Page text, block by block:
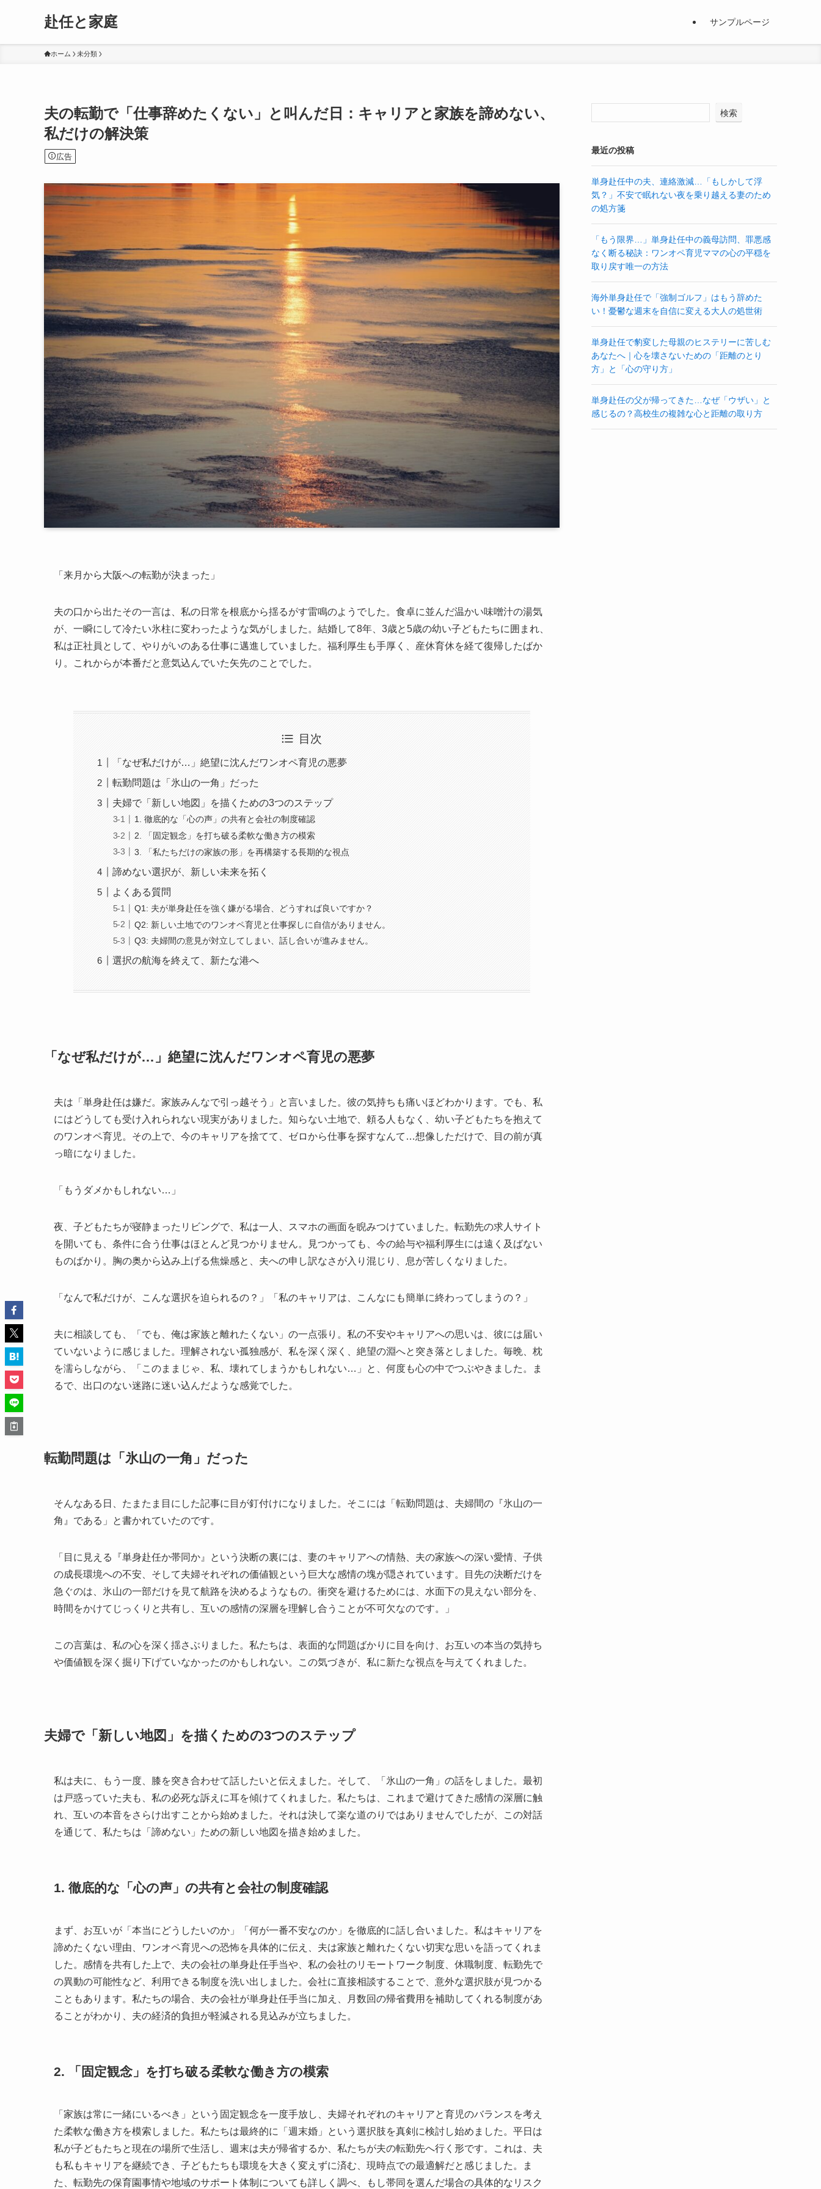
赴任と家庭 サンプルページ
ホーム 未分類
夫の転勤で「仕事辞めたくない」と叫んだ日：キャリアと家族を諦めない、
私だけの解決策
広告
「来月から大阪への転勤が決まった」
夫の口から出たその一言は、私の日常を根底から揺るがす雷鳴のようでした。食卓に並んだ温かい味噌汁の湯気
が、一瞬にして冷たい氷柱に変わったような気がしました。結婚して8年、3歳と5歳の幼い子どもたちに囲まれ、
私は正社員として、やりがいのある仕事に邁進していました。福利厚生も手厚く、産休育休を経て復帰したばか
り。これからが本番だと意気込んでいた矢先のことでした。
目次
「なぜ私だけが…」絶望に沈んだワンオペ育児の悪夢
転勤問題は「氷山の一角」だった
夫婦で「新しい地図」を描くための3つのステップ
1. 徹底的な「心の声」の共有と会社の制度確認
2. 「固定観念」を打ち破る柔軟な働き方の模索
3. 「私たちだけの家族の形」を再構築する長期的な視点
諦めない選択が、新しい未来を拓く
よくある質問
Q1: 夫が単身赴任を強く嫌がる場合、どうすれば良いですか？
Q2: 新しい土地でのワンオペ育児と仕事探しに自信がありません。
Q3: 夫婦間の意見が対立してしまい、話し合いが進みません。
選択の航海を終えて、新たな港へ
「なぜ私だけが…」絶望に沈んだワンオペ育児の悪夢
夫は「単身赴任は嫌だ。家族みんなで引っ越そう」と言いました。彼の気持ちも痛いほどわかります。でも、私
にはどうしても受け入れられない現実がありました。知らない土地で、頼る人もなく、幼い子どもたちを抱えて
のワンオペ育児。その上で、今のキャリアを捨てて、ゼロから仕事を探すなんて…想像しただけで、目の前が真
っ暗になりました。
「もうダメかもしれない…」
夜、子どもたちが寝静まったリビングで、私は一人、スマホの画面を睨みつけていました。転勤先の求人サイト
を開いても、条件に合う仕事はほとんど見つかりません。見つかっても、今の給与や福利厚生には遠く及ばない
ものばかり。胸の奥から込み上げる焦燥感と、夫への申し訳なさが入り混じり、息が苦しくなりました。
「なんで私だけが、こんな選択を迫られるの？」「私のキャリアは、こんなにも簡単に終わってしまうの？」
夫に相談しても、「でも、俺は家族と離れたくない」の一点張り。私の不安やキャリアへの思いは、彼には届い
ていないように感じました。理解されない孤独感が、私を深く深く、絶望の淵へと突き落としました。毎晩、枕
を濡らしながら、「このままじゃ、私、壊れてしまうかもしれない…」と、何度も心の中でつぶやきました。ま
るで、出口のない迷路に迷い込んだような感覚でした。
転勤問題は「氷山の一角」だった
そんなある日、たまたま目にした記事に目が釘付けになりました。そこには「転勤問題は、夫婦間の『氷山の一
角』である」と書かれていたのです。
「目に見える『単身赴任か帯同か』という決断の裏には、妻のキャリアへの情熱、夫の家族への深い愛情、子供
の成長環境への不安、そして夫婦それぞれの価値観という巨大な感情の塊が隠されています。目先の決断だけを
急ぐのは、氷山の一部だけを見て航路を決めるようなもの。衝突を避けるためには、水面下の見えない部分を、
時間をかけてじっくりと共有し、互いの感情の深層を理解し合うことが不可欠なのです。」
この言葉は、私の心を深く揺さぶりました。私たちは、表面的な問題ばかりに目を向け、お互いの本当の気持ち
や価値観を深く掘り下げていなかったのかもしれない。この気づきが、私に新たな視点を与えてくれました。
夫婦で「新しい地図」を描くための3つのステップ
私は夫に、もう一度、膝を突き合わせて話したいと伝えました。そして、「氷山の一角」の話をしました。最初
は戸惑っていた夫も、私の必死な訴えに耳を傾けてくれました。私たちは、これまで避けてきた感情の深層に触
れ、互いの本音をさらけ出すことから始めました。それは決して楽な道のりではありませんでしたが、この対話
を通じて、私たちは「諦めない」ための新しい地図を描き始めました。
1. 徹底的な「心の声」の共有と会社の制度確認
まず、お互いが「本当にどうしたいのか」「何が一番不安なのか」を徹底的に話し合いました。私はキャリアを
諦めたくない理由、ワンオペ育児への恐怖を具体的に伝え、夫は家族と離れたくない切実な思いを語ってくれま
した。感情を共有した上で、夫の会社の単身赴任手当や、私の会社のリモートワーク制度、休職制度、転勤先で
の異動の可能性など、利用できる制度を洗い出しました。会社に直接相談することで、意外な選択肢が見つかる
こともあります。私たちの場合、夫の会社が単身赴任手当に加え、月数回の帰省費用を補助してくれる制度があ
ることがわかり、夫の経済的負担が軽減される見込みが立ちました。
2. 「固定観念」を打ち破る柔軟な働き方の模索
「家族は常に一緒にいるべき」という固定観念を一度手放し、夫婦それぞれのキャリアと育児のバランスを考え
た柔軟な働き方を模索しました。私たちは最終的に「週末婚」という選択肢を真剣に検討し始めました。平日は
私が子どもたちと現在の場所で生活し、週末は夫が帰省するか、私たちが夫の転勤先へ行く形です。これは、夫
も私もキャリアを継続でき、子どもたちも環境を大きく変えずに済む、現時点での最適解だと感じました。ま
た、転勤先の保育園事情や地域のサポート体制についても詳しく調べ、もし帯同を選んだ場合の具体的なリスク
検索
最近の投稿
単身赴任中の夫、連絡激減…「もしかして浮
気？」不安で眠れない夜を乗り越える妻のため
の処方箋
「もう限界…」単身赴任中の義母訪問、罪悪感
なく断る秘訣：ワンオペ育児ママの心の平穏を
取り戻す唯一の方法
海外単身赴任で「強制ゴルフ」はもう辞めた
い！憂鬱な週末を自信に変える大人の処世術
単身赴任で豹変した母親のヒステリーに苦しむ
あなたへ｜心を壊さないための「距離のとり
方」と「心の守り方」
単身赴任の父が帰ってきた…なぜ「ウザい」と
感じるの？高校生の複雑な心と距離の取り方